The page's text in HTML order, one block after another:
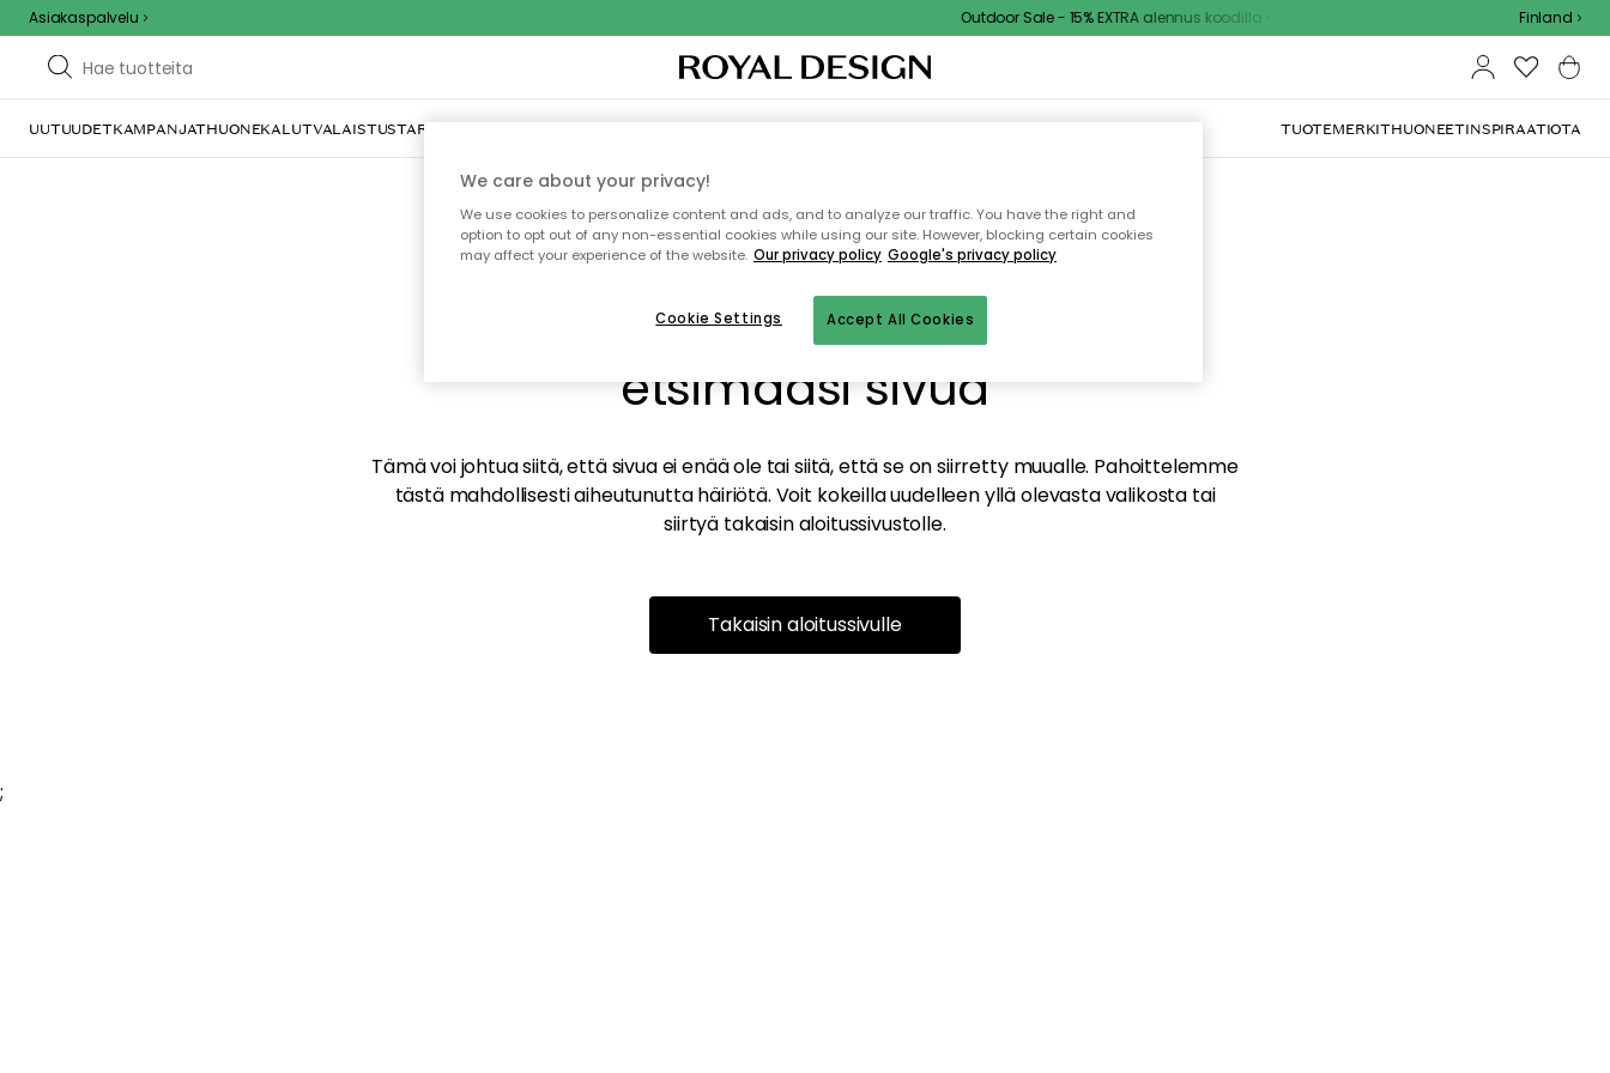
Asiakaspalvelu Outdoor Sale - 15% EXTRA alennus koodilla Finland
UUTUUDETKAMPANJATHUONEKALUTVALAISTUSTARJOILU JA KATTAUSSISUSTUSTEKSTIILIT & MATOTKEITTIÖSÄILYTYSULKOKALUSTEET TUOTEMERKITHUONEETINSPIRAATIOTA
Emme valitettavasti löydä
etsimääsi sivua
Tämä voi johtua siitä, että sivua ei enää ole tai siitä, että se on siirretty muualle. Pahoittelemme
tästä mahdollisesti aiheutunutta häiriötä. Voit kokeilla uudelleen yllä olevasta valikosta tai
siirtyä takaisin aloitussivustolle.
Takaisin aloitussivulle
;
We care about your privacy!
We use cookies to personalize content and ads, and to analyze our traffic. You have the right and
option to opt out of any non-essential cookies while using our site. However, blocking certain cookies
may affect your experience of the website. Our privacy policy Google's privacy policy
Accept All Cookies
Cookie Settings